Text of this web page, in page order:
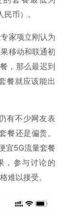
币）。
家项立刚认为
移动和联通初
，那么最迟到
餐就应该能出
有不少网友表
餐还是偏贵。
宜5G流量套餐
，参与讨论的
难以接受。